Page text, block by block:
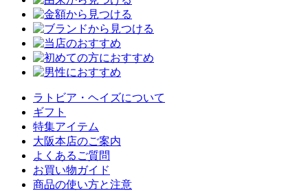
ラトビア・ヘイズについて
ギフト
特集アイテム
大阪本店のご案内
よくあるご質問
お買い物ガイド
商品の使い方と注意